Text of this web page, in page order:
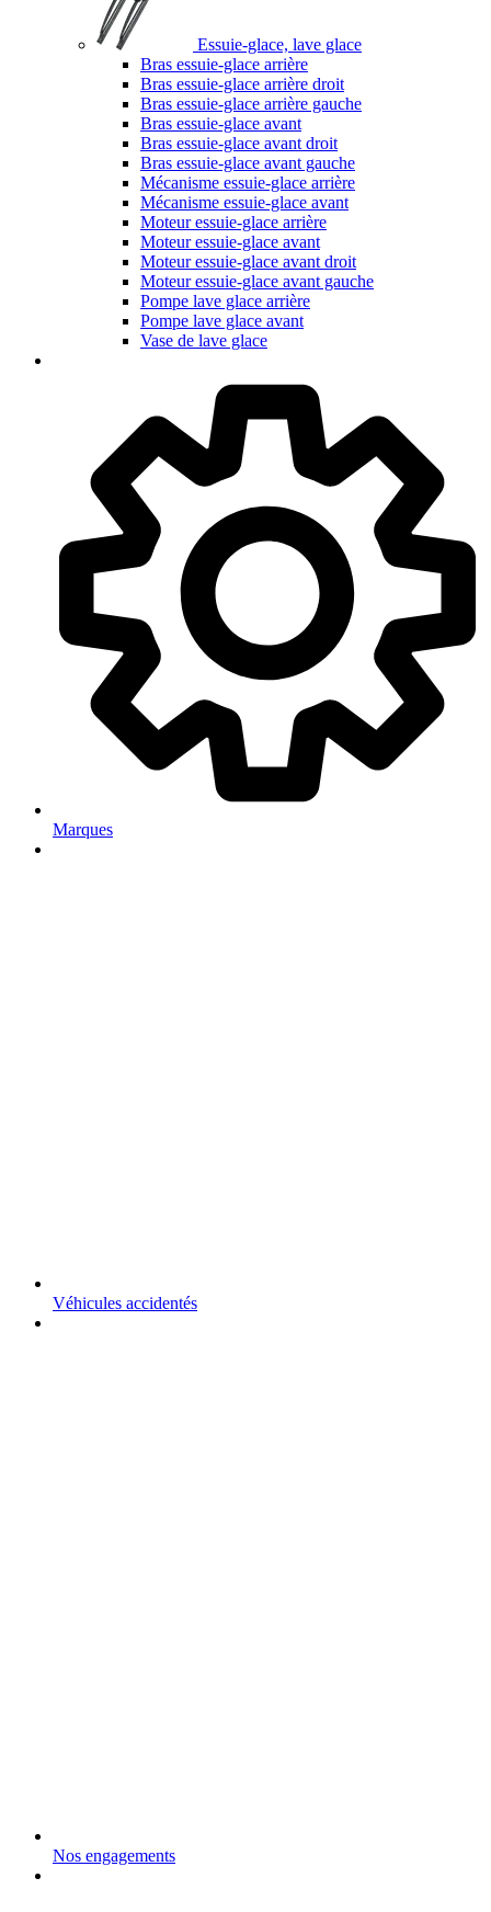
Essuie-glace, lave glace
Bras essuie-glace arrière
Bras essuie-glace arrière droit
Bras essuie-glace arrière gauche
Bras essuie-glace avant
Bras essuie-glace avant droit
Bras essuie-glace avant gauche
Mécanisme essuie-glace arrière
Mécanisme essuie-glace avant
Moteur essuie-glace arrière
Moteur essuie-glace avant
Moteur essuie-glace avant droit
Moteur essuie-glace avant gauche
Pompe lave glace arrière
Pompe lave glace avant
Vase de lave glace
Marques
Véhicules accidentés
Nos engagements